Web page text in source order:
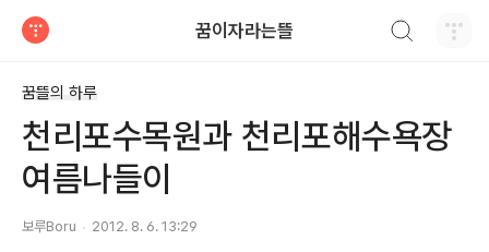
꿈이자라는뜰
꿈뜰의 하루
천리포수목원과 천리포해수욕장
여름나들이
보루Boru 2012. 8. 6. 13:29